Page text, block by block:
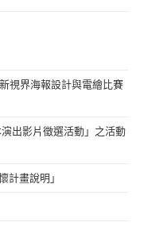
視界海報設計與電繪比賽
出影片徵選活動」之活動
計畫說明」